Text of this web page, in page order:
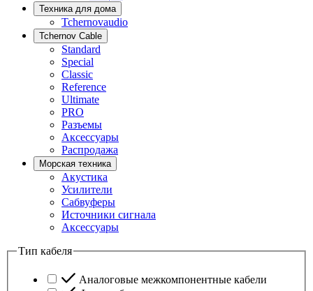
Техника для дома
Tchernovaudio
Tchernov Cable
Standard
Special
Classic
Reference
Ultimate
PRO
Разъемы
Аксессуары
Распродажа
Морская техника
Акустика
Усилители
Сабвуферы
Источники сигнала
Аксессуары
Тип кабеля
Аналоговые межкомпонентные кабели